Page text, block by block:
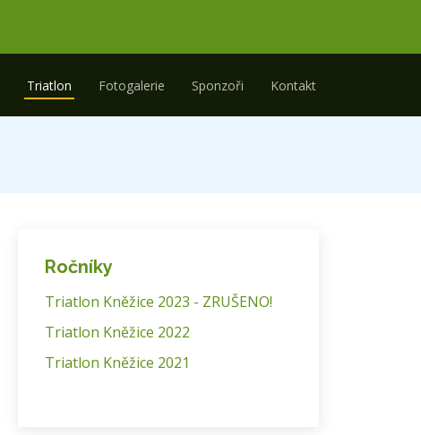
Triatlon Fotogalerie Sponzoři Kontakt
Ročníky
Triatlon Kněžice 2023 - ZRUŠENO!
Triatlon Kněžice 2022
Triatlon Kněžice 2021